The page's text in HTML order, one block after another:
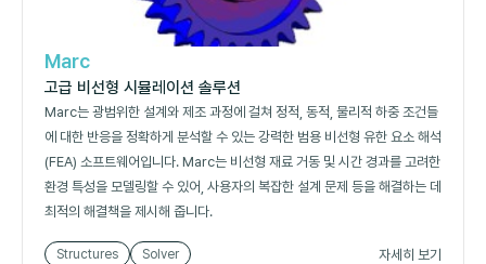
Marc
고급 비선형 시뮬레이션 솔루션
Marc는 광범위한 설계와 제조 과정에 걸쳐 정적, 동적, 물리적 하중 조건들
에 대한 반응을 정확하게 분석할 수 있는 강력한 범용 비선형 유한 요소 해석
(FEA) 소프트웨어입니다. Marc는 비선형 재료 거동 및 시간 경과를 고려한
환경 특성을 모델링할 수 있어, 사용자의 복잡한 설계 문제 등을 해결하는 데
최적의 해결책을 제시해 줍니다.
Structures Solver 자세히 보기